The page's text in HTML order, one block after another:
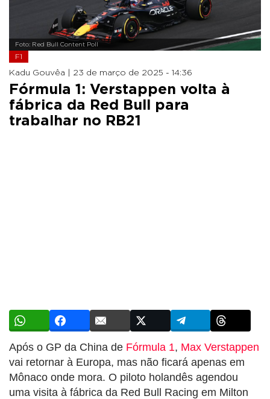
Foto: Red Bull Content Poll
F1
Kadu Gouvêa | 23 de março de 2025 - 14:36
Fórmula 1: Verstappen volta à
fábrica da Red Bull para
trabalhar no RB21
Após o GP da China de Fórmula 1, Max Verstappen
vai retornar à Europa, mas não ficará apenas em
Mônaco onde mora. O piloto holandês agendou
uma visita à fábrica da Red Bull Racing em Milton